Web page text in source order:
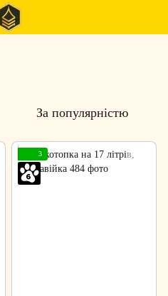
За популярністю
3